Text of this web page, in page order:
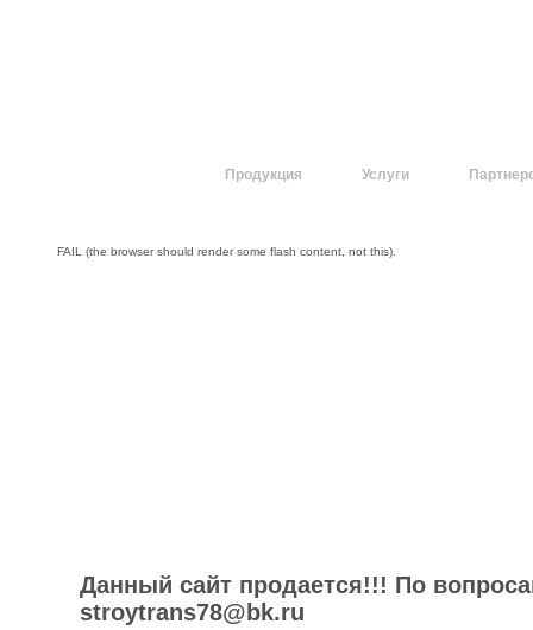
Продукция Услуги
FAIL (the browser should render some flash content, not this).
Данный сайт продается!!! По
stroytrans78@bk.ru